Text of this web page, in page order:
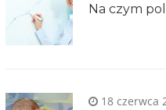
Na czym
18 czerwca